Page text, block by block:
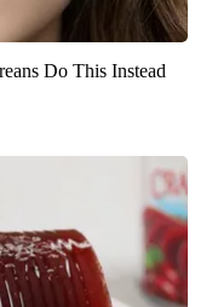
Do This Instead